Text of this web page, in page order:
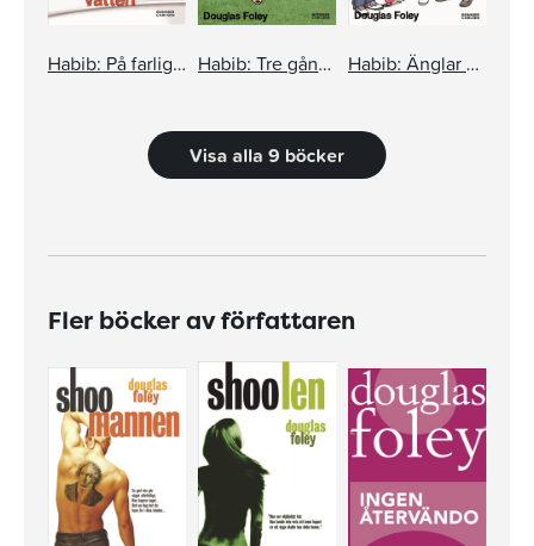
Habib: På farligt vatten Habib: Tre gånger guld Habib: Änglar här och där
Visa alla 9 böcker
Fler böcker av författaren